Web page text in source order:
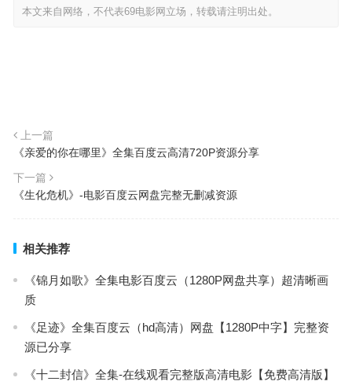
本文来自网络，不代表69电影网立场，转载请注明出处。
上一篇
《亲爱的你在哪里》全集百度云高清720P资源分享
下一篇
《生化危机》-电影百度云网盘完整无删减资源
相关推荐
《锦月如歌》全集电影百度云（1280P网盘共享）超清晰画
质
《足迹》全集百度云（hd高清）网盘【1280P中字】完整资
源已分享
《十二封信》全集-在线观看完整版高清电影【免费高清版】